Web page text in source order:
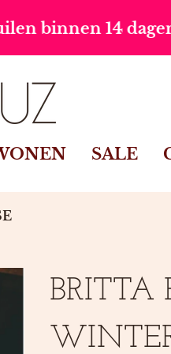
dagen
SALE
BRITTA